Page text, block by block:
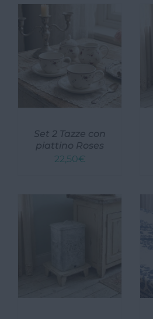
Set 2 Tazze con
piattino Roses
22,50€